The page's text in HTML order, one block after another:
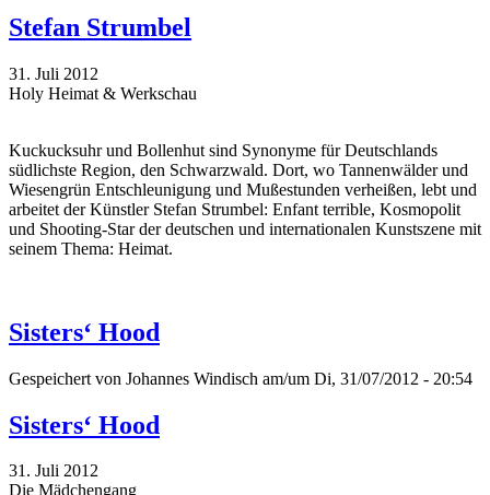
Stefan Strumbel
31. Juli 2012
Holy Heimat & Werkschau
Kuckucksuhr und Bollenhut sind Synonyme für Deutschlands
südlichste Region, den Schwarzwald. Dort, wo Tannenwälder und
Wiesengrün Entschleunigung und Mußestunden verheißen, lebt und
arbeitet der Künstler Stefan Strumbel: Enfant terrible, Kosmopolit
und Shooting-Star der deutschen und internationalen Kunstszene mit
seinem Thema: Heimat.
Sisters‘ Hood
Gespeichert von Johannes Windisch am/um Di, 31/07/2012 - 20:54
Sisters‘ Hood
31. Juli 2012
Die Mädchengang